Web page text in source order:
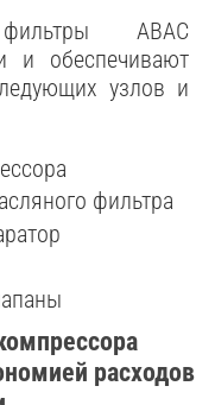
ABAC
и обеспечивают
узлов и
фильтра
расходов